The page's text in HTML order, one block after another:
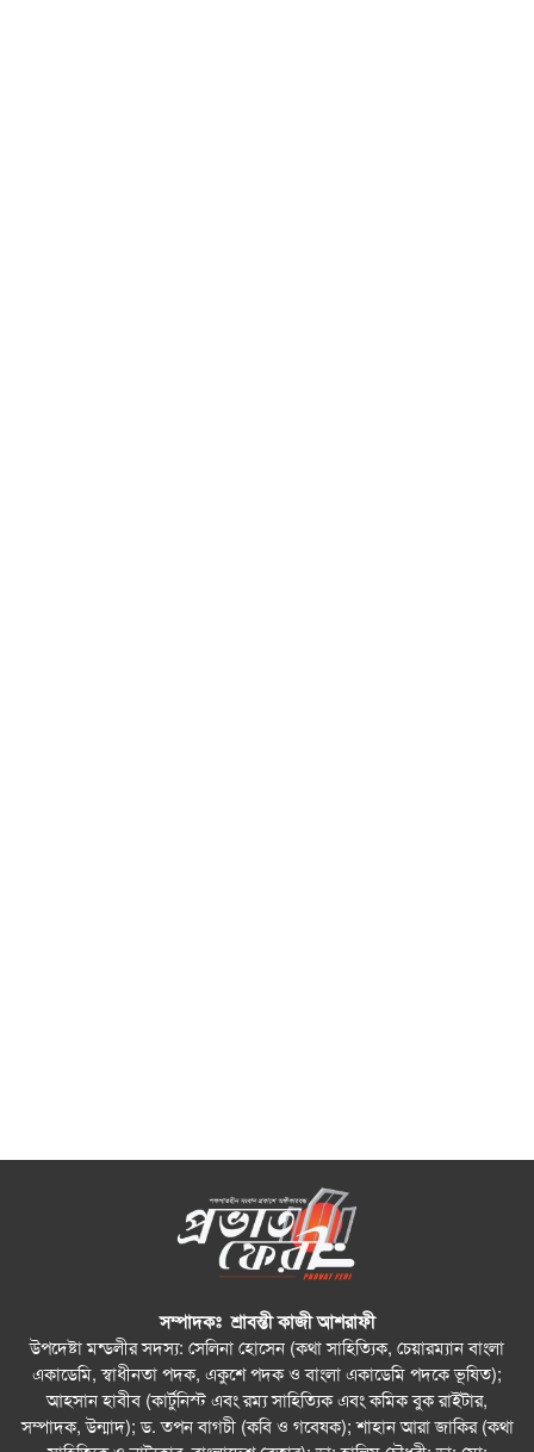
সম্পাদকঃ শ্রাবন্তী কাজী আশরাফী
উপদেষ্টা মন্ডলীর সদস্য: সেলিনা হোসেন (কথা সাহিত্যিক, চেয়ারম্যান বাংলা
একাডেমি, স্বাধীনতা পদক, একুশে পদক ও বাংলা একাডেমি পদকে ভূষিত);
আহসান হাবীব (কার্টুনিস্ট এবং রম্য সাহিত্যিক এবং কমিক বুক রাইটার,
সম্পাদক, উন্মাদ); ড. তপন বাগচী (কবি ও গবেষক); শাহান আরা জাকির (কথা